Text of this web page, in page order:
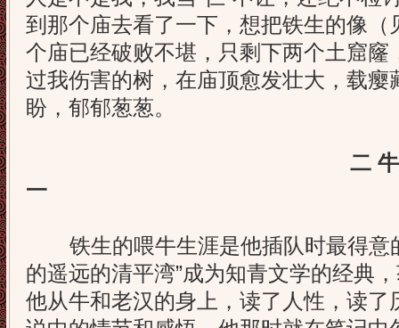
到那个庙去看了一下，想把铁生的像（
个庙已经破败不堪，只剩下两个土窟窿
过我伤害的树，在庙顶愈发壮大，载瘿
盼，郁郁葱葱。
二
一
铁生的喂牛生涯是他插队时最得意
的遥远的清平湾”成为知青文学的经典
他从牛和老汉的身上，读了人性，读了